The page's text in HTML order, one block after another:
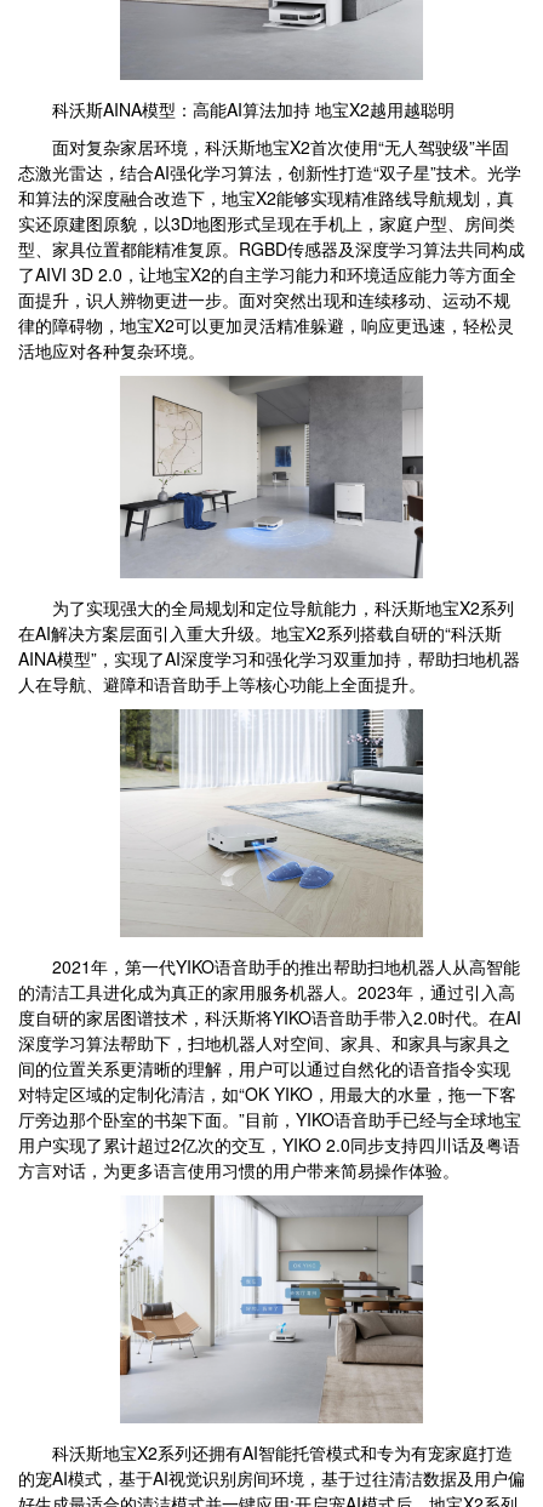
科沃斯AINA模型：高能AI算法加持 地宝X2越用越聪明
面对复杂家居环境，科沃斯地宝X2首次使用“无人驾驶级”半固
态激光雷达，结合AI强化学习算法，创新性打造“双子星”技术。光学
和算法的深度融合改造下，地宝X2能够实现精准路线导航规划，真
实还原建图原貌，以3D地图形式呈现在手机上，家庭户型、房间类
型、家具位置都能精准复原。RGBD传感器及深度学习算法共同构成
了AIVI 3D 2.0，让地宝X2的自主学习能力和环境适应能力等方面全
面提升，识人辨物更进一步。面对突然出现和连续移动、运动不规
律的障碍物，地宝X2可以更加灵活精准躲避，响应更迅速，轻松灵
活地应对各种复杂环境。
为了实现强大的全局规划和定位导航能力，科沃斯地宝X2系列
在AI解决方案层面引入重大升级。地宝X2系列搭载自研的“科沃斯
AINA模型”，实现了AI深度学习和强化学习双重加持，帮助扫地机器
人在导航、避障和语音助手上等核心功能上全面提升。
2021年，第一代YIKO语音助手的推出帮助扫地机器人从高智能
的清洁工具进化成为真正的家用服务机器人。2023年，通过引入高
度自研的家居图谱技术，科沃斯将YIKO语音助手带入2.0时代。在AI
深度学习算法帮助下，扫地机器人对空间、家具、和家具与家具之
间的位置关系更清晰的理解，用户可以通过自然化的语音指令实现
对特定区域的定制化清洁，如“OK YIKO，用最大的水量，拖一下客
厅旁边那个卧室的书架下面。”目前，YIKO语音助手已经与全球地宝
用户实现了累计超过2亿次的交互，YIKO 2.0同步支持四川话及粤语
方言对话，为更多语言使用习惯的用户带来简易操作体验。
科沃斯地宝X2系列还拥有AI智能托管模式和专为有宠家庭打造
的宠AI模式，基于AI视觉识别房间环境，基于过往清洁数据及用户偏